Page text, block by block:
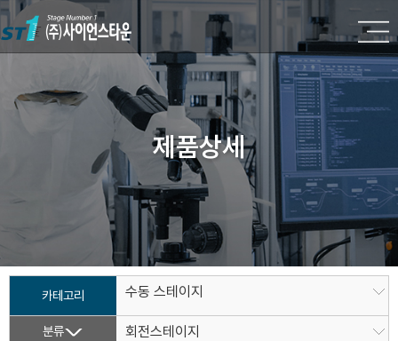
제품상세
카테고리 수동 스테이지
분류
회전스테이지